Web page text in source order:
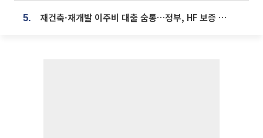
5. 재건축·재개발 이주비 대출 숨통…정부, HF 보증 신설 추진